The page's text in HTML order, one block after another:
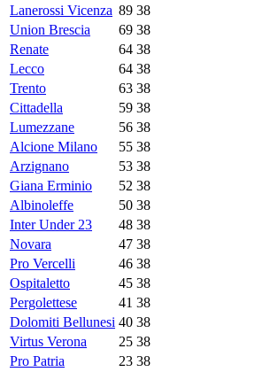
Lanerossi Vicenza 89 38
Union Brescia
69 38
Renate
64 38
Lecco
64 38
Trento
63 38
Cittadella
59 38
Lumezzane
56 38
Alcione Milano
55 38
Arzignano
53 38
Giana Erminio
52 38
Albinoleffe
50 38
Inter Under 23
48 38
Novara
47 38
Pro Vercelli
46 38
Ospitaletto
45 38
Pergolettese
41 38
Dolomiti Bellunesi 40 38
Virtus Verona
25 38
Pro Patria
23 38